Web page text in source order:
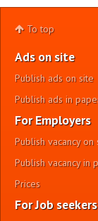
To top
Ads on site
Publish ads on site
Publish ads in
For Employers
Publish vacancy on
Publish vacancy in
Prices
For Job seekers